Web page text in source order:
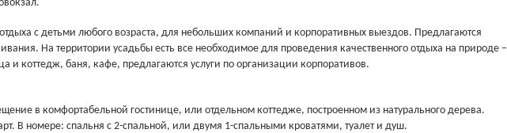
с детьми любого возраста, для небольших компаний и корпоративных выездов. Предлагаются
На территории усадьбы есть все необходимое для проведения качественного отдыха на природе –
и коттедж, баня, кафе, предлагаются услуги по организации корпоративов.
в комфортабельной гостинице, или отдельном коттедже, построенном из натурального дерева.
В номере: спальня с 2-спальной, или двумя 1-спальными кроватями, туалет и душ.